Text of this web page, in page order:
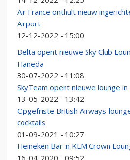
Air France onthult nieuw
Airport
12-12-2022 - 15:00
Delta opent nieuwe Sky Club
Haneda
30-07-2022 - 11:08
SkyTeam opent nieuwe lounge in
13-05-2022 - 13:42
Opgefriste British Airways-
cocktails
01-09-2021 - 10:27
Heineken Bar in KLM Crown
16-04-2020 - 09:52